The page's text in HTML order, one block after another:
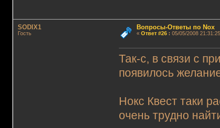
SODIX1
Гость
Вопросы-Ответы по Nox
« Ответ #26: 05/05/2008
Так-с, в связи с
появилось
Нокс Квест таки
очень трудно